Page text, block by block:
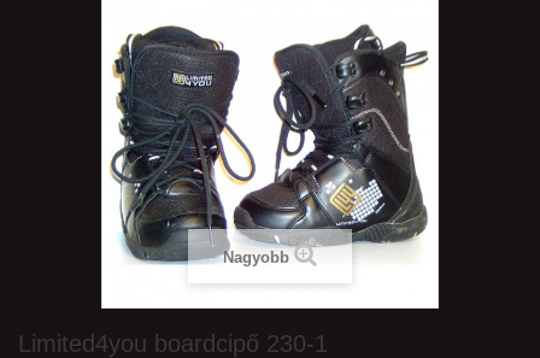
Nagyobb
Limited4you boardcipő 230-1